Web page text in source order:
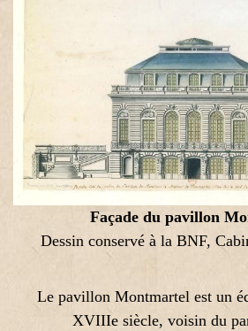
Façade du pavillon
Dessin conservé à la BNF,
Le pavillon Montmartel est un
XVIIIe siècle, voisin du